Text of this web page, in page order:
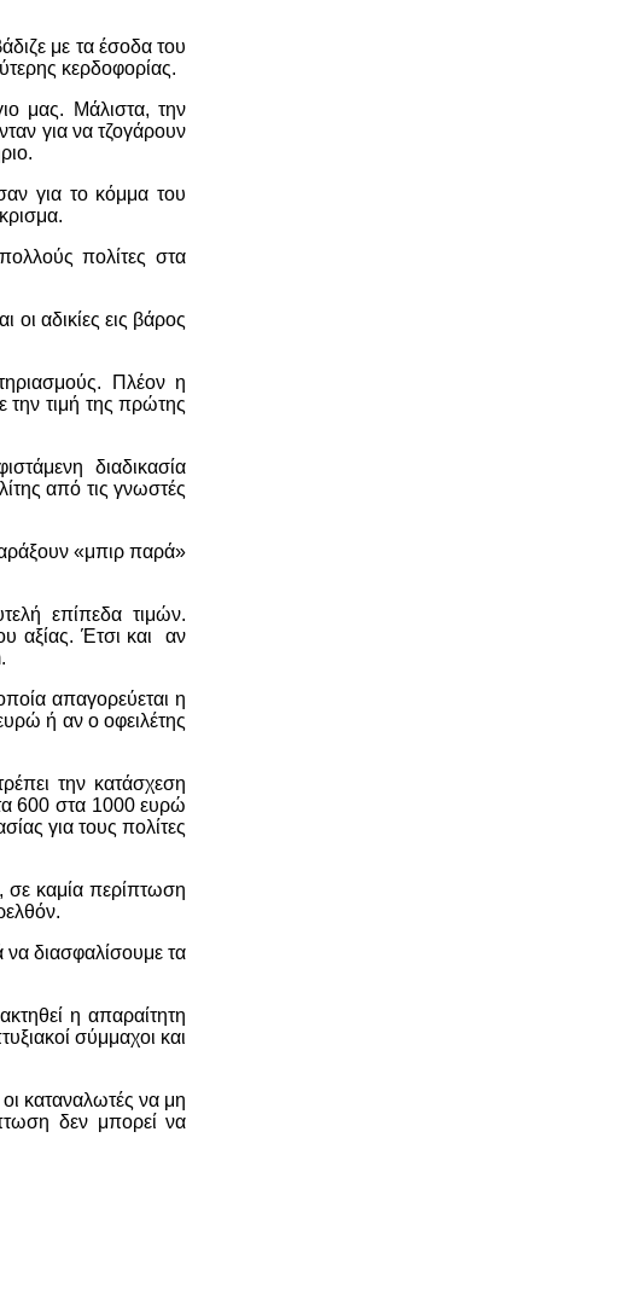
με τα έσοδα του
κερδοφορίας.
μας. Μάλιστα, την
για να τζογάρουν
για το κόμμα του
πολίτες στα
αδικίες εις βάρος
Πλέον η
την τιμή της πρώτης
διαδικασία
από τις γνωστές
«μπιρ παρά»
επίπεδα τιμών.
αξίας. Έτσι και αν
απαγορεύεται η
ή αν ο οφειλέτης
την κατάσχεση
τα 600 στα 1000 ευρώ
για τους πολίτες
σε καμία περίπτωση
διασφαλίσουμε τα
η απαραίτητη
σύμμαχοι και
καταναλωτές να μη
δεν μπορεί να